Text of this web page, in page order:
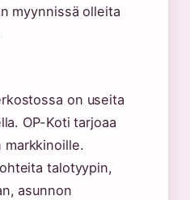
myynnissä olleita
on useita
OP-Koti tarjoaa
markkinoille.
talotyypin,
asunnon